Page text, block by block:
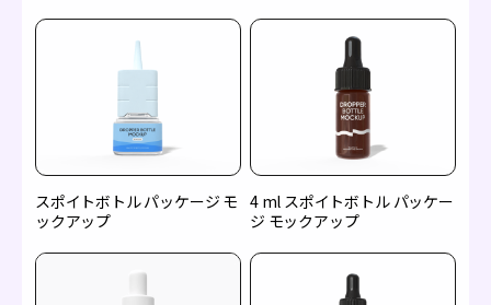
スポイトボトル パッケージ モ
ックアップ
4 ml スポイトボトル パッケー
ジ モックアップ